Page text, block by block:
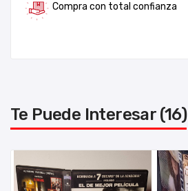
Compra con total confianza
Te Puede Interesar (16)